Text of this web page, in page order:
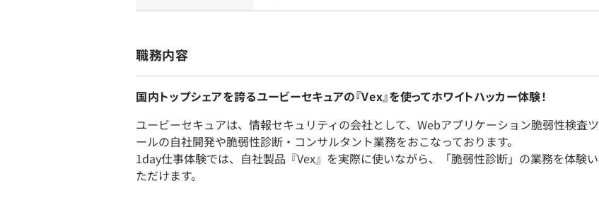
職務内容
国内トップシェアを誇るユービーセキュアの『Vex』を使ってホワイトハッカー体験！
ユービーセキュアは、情報セキュリティの会社として、Webアプリケーション脆弱性検査ツ
ールの自社開発や脆弱性診断・コンサルタント業務をおこなっております。
1day仕事体験では、自社製品『Vex』を実際に使いながら、「脆弱性診断」の業務を体験い
ただけます。